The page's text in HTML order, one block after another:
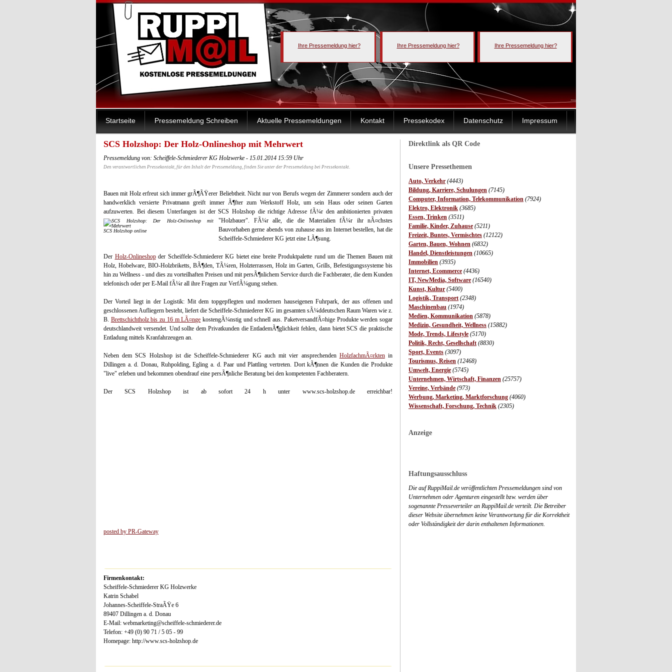
Ihre Pressemeldung hier? Ihre Pressemeldung hier? Ihre Pressemeldung hier?
Startseite Pressemeldung Schreiben Aktuelle Pressemeldungen Kontakt Pressekodex Datenschutz Impressum
Direktlink als QR Code
Unsere Pressethemen
Auto, Verkehr (4443)
Bildung, Karriere, Schulungen (7145)
Computer, Information, Telekommunikation (7924)
Elektro, Elektronik (3685)
Essen, Trinken (3511)
Familie, Kinder, Zuhause (5211)
Freizeit, Buntes, Vermischtes (12122)
Garten, Bauen, Wohnen (6832)
Handel, Dienstleistungen (10665)
Immobilien (3935)
Internet, Ecommerce (4436)
IT, NewMedia, Software (16540)
Kunst, Kultur (5400)
Logistik, Transport (2348)
Maschinenbau (1974)
Medien, Kommunikation (5878)
Medizin, Gesundheit, Wellness (15882)
Mode, Trends, Lifestyle (5170)
Politik, Recht, Gesellschaft (8830)
Sport, Events (3097)
Tourismus, Reisen (12468)
Umwelt, Energie (5745)
Unternehmen, Wirtschaft, Finanzen (25757)
Vereine, Verbände (973)
Werbung, Marketing, Marktforschung (4060)
Wissenschaft, Forschung, Technik (2305)
Anzeige
Haftungsausschluss
Die auf RuppiMail.de veröffentlichten Pressemeldungen sind von
Unternehmen oder Agenturen eingestellt bzw. werden über
sogenannte Presseverteiler an RuppiMail.de verteilt. Die Betreiber
dieser Website übernehmen keine Verantwortung für die Korrektheit
oder Vollständigkeit der darin enthaltenen Informationen.
SCS Holzshop: Der Holz-Onlineshop mit Mehrwert
Pressemeldung von: Scheiffele-Schmiederer KG Holzwerke - 15.01.2014 15:59 Uhr
Den verantwortlichen Pressekontakt, für den Inhalt der Pressemeldung, finden Sie unter der Pressemeldung bei Pressekontakt.
Bauen mit Holz erfreut sich immer grÃ¶ÃŸerer Beliebtheit. Nicht nur von Berufs wegen der Zimmerer sondern auch der
handwerklich versierte Privatmann greift immer Ã¶fter zum Werkstoff Holz, um sein Haus oder seinen Garten
aufzuwerten. Bei diesem Unterfangen ist der SCS Holzshop die richtige Adresse fÃ¼r den ambitionierten privaten
"Holzbauer".
SCS Holzshop online
FÃ¼r alle, die die Materialien fÃ¼r ihr nÃ¤chstes
Bauvorhaben gerne abends von zuhause aus im Internet bestellen, hat die
Scheiffele-Schmiederer KG jetzt eine LÃ¶sung.
Der Holz-Onlineshopder Scheiffele-Schmiederer KG bietet eine breite Produktpalette rund um die Themen Bauen mit
Holz, Hobelware, BIO-Holzbriketts, BÃ¶den, TÃ¼ren, Holzterrassen, Holz im Garten, Grills, Befestigungssysteme bis
hin zu Wellness - und dies zu vorteilhaften Preisen und mit persÃ¶nlichem Service durch die Fachberater, die dem Kunden
telefonisch oder per E-Mail fÃ¼r all ihre Fragen zur VerfÃ¼gung stehen.
Der Vorteil liegt in der Logistik: Mit dem topgepflegten und modernen hauseigenen Fuhrpark, der aus offenen und
geschlossenen Aufliegern besteht, liefert die Scheiffele-Schmiederer KG im gesamten sÃ¼ddeutschen Raum Waren wie z.
B. Brettschichtholz bis zu 16 m LÃ¤nge kostengÃ¼nstig und schnell aus. PaketversandfÃ¤hige Produkte werden sogar
deutschlandweit versendet. Und sollte dem Privatkunden die EntlademÃ¶glichkeit fehlen, dann bietet SCS die praktische
Entladung mittels Kranfahrzeugen an.
Neben dem SCS Holzshop ist die Scheiffele-Schmiederer KG auch mit vier ansprechenden HolzfachmÃ¤rktenin
Dillingen a. d. Donau, Ruhpolding, Egling a. d. Paar und Plattling vertreten. Dort kÃ¶nnen die Kunden die Produkte
"live" erleben und bekommen obendrauf eine persÃ¶nliche Beratung bei den kompetenten Fachberatern.
Der SCS Holzshop ist ab sofort 24 h unter www.scs-holzshop.de erreichbar!
posted by PR-Gateway
Firmenkontakt:
Scheiffele-Schmiederer KG Holzwerke
Katrin Schabel
Johannes-Scheiffele-StraÃŸe 6
89407 Dillingen a. d. Donau
E-Mail: webmarketing@scheiffele-schmiederer.de
Telefon: +49 (0) 90 71 / 5 05 - 99
Homepage: http://www.scs-holzshop.de